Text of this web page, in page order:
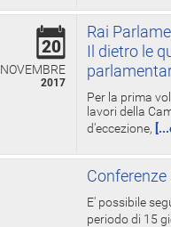
20
NOVEMBRE
2017
Rai
Il dietro le
Per la prima
lavori della
d'eccezione,
E' possibile
periodo di 15